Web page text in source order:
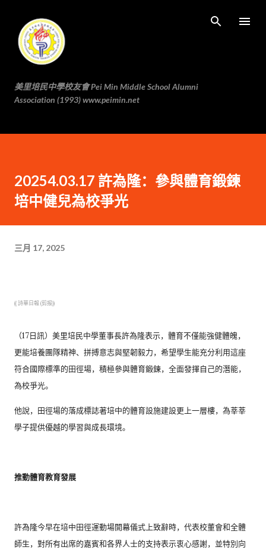
美里培民中學校友會 Pei Min Middle School Alumni
Association (1993) www.peimin.net
20254.03.17 許為隆：參與體育鍛鍊
培中健兒為校爭光
三月 17, 2025
(( 詩華日報 (剪报))
（17日訊）美里培民中學董事長許為隆表示， 體育不僅能強健體魄，
更能培養團隊精神、拼搏意志與堅韌毅力， 希望學生能充分利用這座
符合國際標準的田徑場， 積極參與體育鍛鍊，全面發揮自己的潛能，
為校爭光。
他說，田徑場的落成標誌著培中的體育設施建設更上一層樓， 為莘莘
學子提供優越的學習與成長環境。
推動體育教育發展
許為隆今早在培中田徑運動場開幕儀式上致辭時， 代表校董會和全體
師生， 對所有出席的嘉賓和各界人士的支持表示衷心感謝， 並特別向